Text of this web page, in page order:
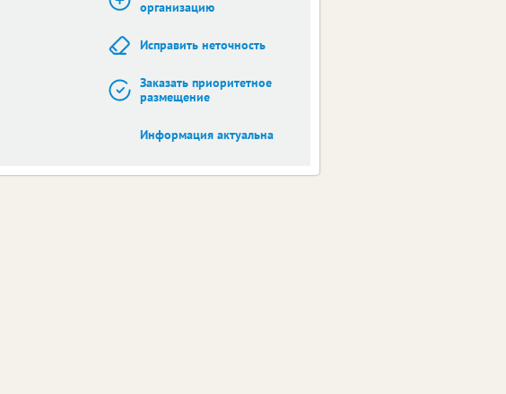
организацию
Исправить неточность
Заказать приоритетное
размещение
Информация актуальна